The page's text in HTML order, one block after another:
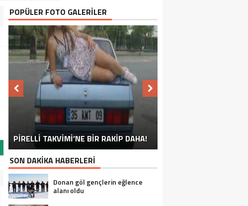
POPÜLER FOTO GALERİLER
PİRELLİ TAKVİMİ’NE BİR RAKİP DAHA!
EN İYİ ‘KURBAN BAYRAMI’ CAPSLERİ!
BUNU SÖYLEMEYEN ESNAF GÖRDÜNÜZ
MÜ?
FOTOĞRAFLARLA HIZAN
FOTOĞRAFLARLA BITLIS
FOTOĞRAFLARLA TATVAN
FOTOĞRAFLARLA GÜROYMAK
FOTOĞRAFLARLA AHLAT
FOTOĞRAFLARLA ADILCEVAZ
FOTOĞRAFLARLA MUTKI
SON DAKİKA HABERLERİ
Donan göl gençlerin eğlence
alanı oldu